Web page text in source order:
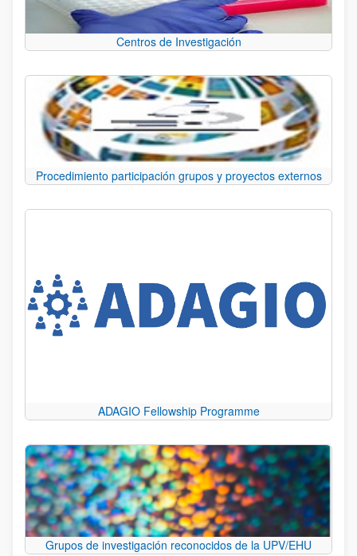
Centros de Investigación
Procedimiento participación grupos y proyectos externos
ADAGIO Fellowship Programme
Grupos de investigación reconocidos de la UPV/EHU